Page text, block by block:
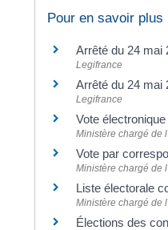
Pour en savoir plus
Arrêté du 24 mai
Legifrance
Arrêté du 24 mai
Legifrance
Vote électronique
Ministère chargé de
Vote par
Ministère chargé de
Liste électorale
Ministère chargé de
Élections des